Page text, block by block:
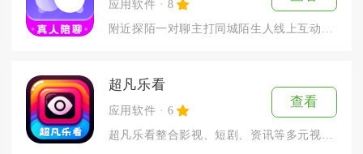
应用软件 8
超凡乐看
应用软件 6
查看
超凡乐看整合影视、短剧、资讯等多元视听内容，兼顾日常观影与碎...